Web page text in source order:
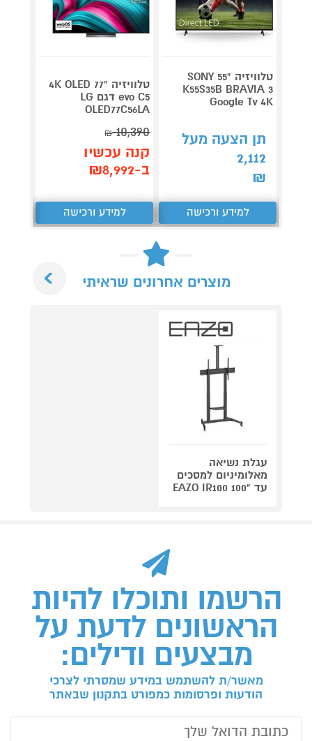
טלוויזיה "55 SONY
K55S35B BRAVIA 3
Google Tv 4K
תן הצעה מעל
2,112
₪
למידע ורכישה
טלוויזיה "77 4K OLED
evo C5 דגם LG
OLED77C56LA
10,390
₪
קנה עכשיו
ב-₪8,992
למידע ורכישה
מוצרים אחרונים שראיתי
עגלת נשיאה
מאלומיניום למסכים
עד "100 EAZO IR100
הרשמו ותוכלו להיות
הראשונים לדעת על
מבצעים ודילים:
מאשר/ת להשתמש במידע שמסרתי לצרכי
הודעות ופרסומות כמפורט בתקנון שבאתר